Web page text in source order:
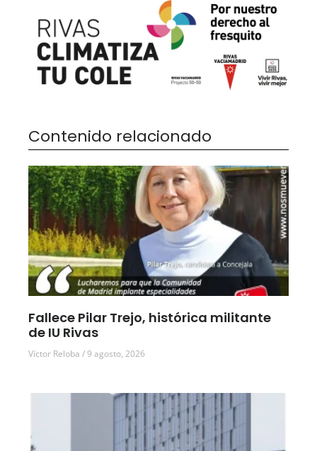
Contenido relacionado
Fallece Pilar Trejo, histórica militante
de IU Rivas
Víctor Reloba 9 agosto, 2026